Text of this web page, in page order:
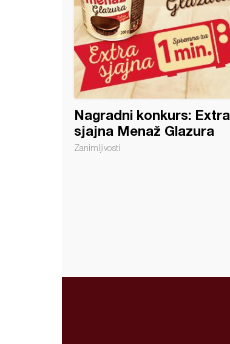
Nagradni konkurs: Extra
sjajna Menaž Glazura
Zanimljivosti